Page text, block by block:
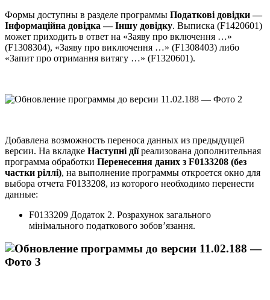
Формы доступны в разделе программы Податкові довідки —
Інформаційна довідка — Іншу довідку. Выписка (F1420601)
может приходить в ответ на «Заяву про включення …»
(F1308304), «Заяву про виключення …» (F1308403) либо
«Запит про отримання витягу …» (F1320601).
Добавлена возможность переноса данных из предыдущей
версии. На вкладке Наступні діїреализована дополнительная
программа обработки Перенесення даних з F0133208 (без
частки ріллі), на выполнение программы откроется окно для
выбора отчета F0133208, из которого необходимо перенести
данные:
F0133209 Додаток 2. Розрахунок загального
мінімального податкового зобов’язання.